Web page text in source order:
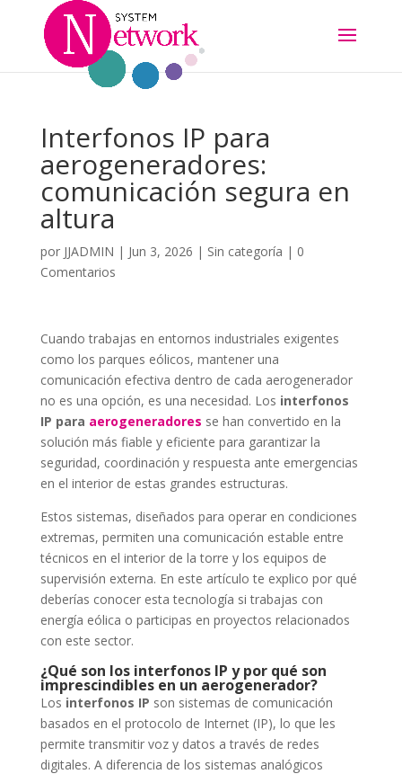
Interfonos IP para
aerogeneradores:
comunicación segura en
altura
por JJADMIN | Jun 3, 2026 | Sin categoría | 0
Comentarios
Cuando trabajas en entornos industriales exigentes
como los parques eólicos, mantener una
comunicación efectiva dentro de cada aerogenerador
no es una opción, es una necesidad. Los interfonos
IP para aerogeneradores se han convertido en la
solución más fiable y eficiente para garantizar la
seguridad, coordinación y respuesta ante emergencias
en el interior de estas grandes estructuras.
Estos sistemas, diseñados para operar en condiciones
extremas, permiten una comunicación estable entre
técnicos en el interior de la torre y los equipos de
supervisión externa. En este artículo te explico por qué
deberías conocer esta tecnología si trabajas con
energía eólica o participas en proyectos relacionados
con este sector.
¿Qué son los interfonos IP y por qué son
imprescindibles en un aerogenerador?
Los interfonos IP son sistemas de comunicación
basados en el protocolo de Internet (IP), lo que les
permite transmitir voz y datos a través de redes
digitales. A diferencia de los sistemas analógicos